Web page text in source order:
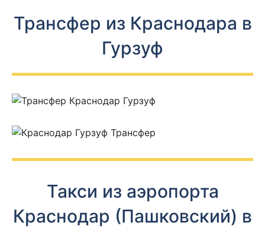
Трансфер из Краснодара в
Гурзуф
Такси из аэропорта
Краснодар (Пашковский) в